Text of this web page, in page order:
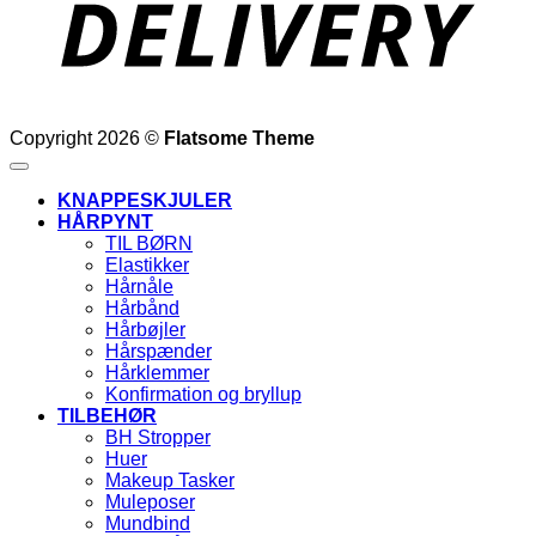
Copyright 2026 © Flatsome Theme
KNAPPESKJULER
HÅRPYNT
TIL BØRN
Elastikker
Hårnåle
Hårbånd
Hårbøjler
Hårspænder
Hårklemmer
Konfirmation og bryllup
TILBEHØR
BH Stropper
Huer
Makeup Tasker
Muleposer
Mundbind